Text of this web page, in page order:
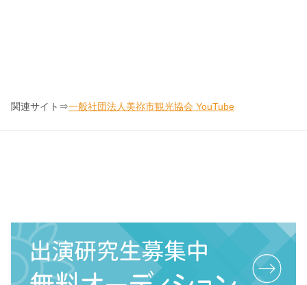
関連サイト⇒一般社団法人美祢市観光協会 YouTube